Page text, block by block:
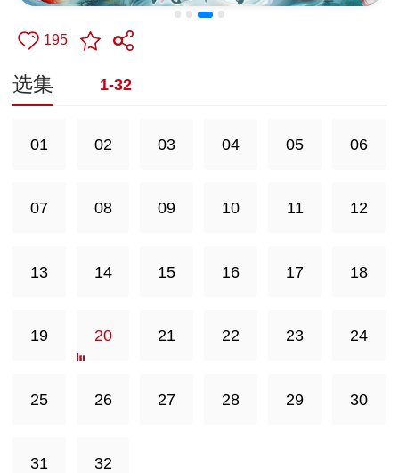
195
选集 1-32
01 02 03 04 05 06
07 08 09 10 11 12
13 14 15 16 17 18
19 20 21 22 23 24
25 26 27 28 29 30
31 32